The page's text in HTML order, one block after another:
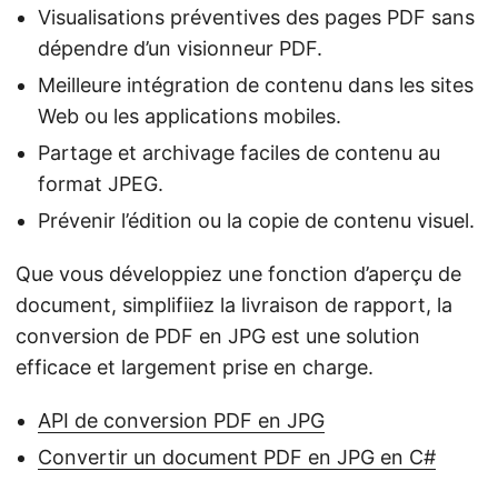
Visualisations préventives des pages PDF sans
dépendre d’un visionneur PDF.
Meilleure intégration de contenu dans les sites
Web ou les applications mobiles.
Partage et archivage faciles de contenu au
format JPEG.
Prévenir l’édition ou la copie de contenu visuel.
Que vous développiez une fonction d’aperçu de
document, simplifiiez la livraison de rapport, la
conversion de PDF en JPG est une solution
efficace et largement prise en charge.
API de conversion PDF en JPG
Convertir un document PDF en JPG en C#